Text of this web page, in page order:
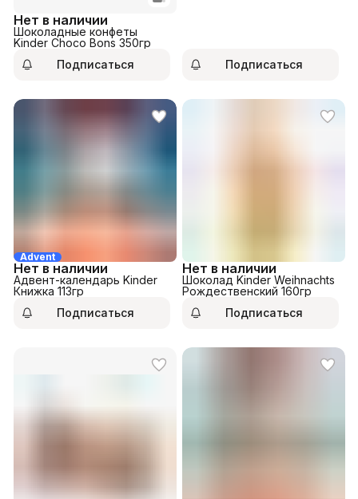
Нет в наличии
Шоколадные конфеты
Kinder Choco Bons 350гр
Подписаться
Подписаться
Advent
Нет в наличии
Адвент-календарь Kinder
Книжка 113гр
Подписаться
Нет в наличии
Шоколад Kinder Weihnachts
Рождественский 160гр
Подписаться